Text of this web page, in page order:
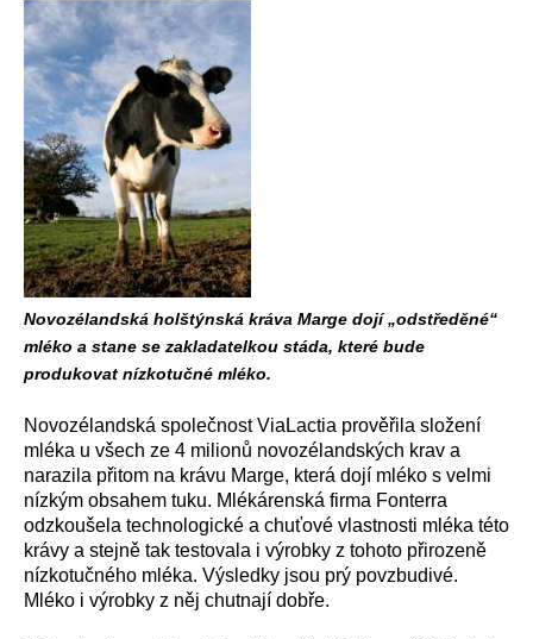
Novozélandská holštýnská kráva Marge dojí „odstředěné“
mléko a stane se zakladatelkou stáda, které bude
produkovat nízkotučné mléko.
Novozélandská společnost ViaLactia prověřila složení
mléka u všech ze 4 milionů novozélandských krav a
narazila přitom na krávu Marge, která dojí mléko s velmi
nízkým obsahem tuku. Mlékárenská firma Fonterra
odzkoušela technologické a chuťové vlastnosti mléka této
krávy a stejně tak testovala i výrobky z tohoto přirozeně
nízkotučného mléka. Výsledky jsou prý povzbudivé.
Mléko i výrobky z něj chutnají dobře.